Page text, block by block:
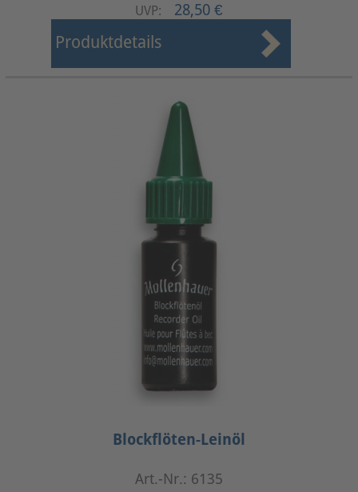
UVP: 28,50 €
Produktdetails
Blockflöten-Leinöl
Art.-Nr.: 6135